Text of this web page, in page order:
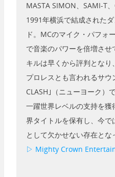
MASTA SIMON、SAMI-T
1991年横浜で結成された
ド。MCのマイク・パフォ
で音楽のパワーを倍増さ
キルは早くから評判とな
プロレスとも言われるサ
CLASH｣（ニューヨーク）
一躍世界レベルの支持を
界タイトルを保有し、今
として欠かせない存在とな
▷ Mighty Crown